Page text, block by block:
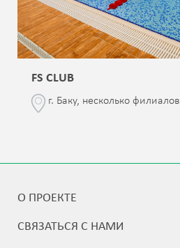
FS CLUB
г. Баку, несколько филиалов
О ПРОЕКТЕ
СВЯЗАТЬСЯ С НАМИ